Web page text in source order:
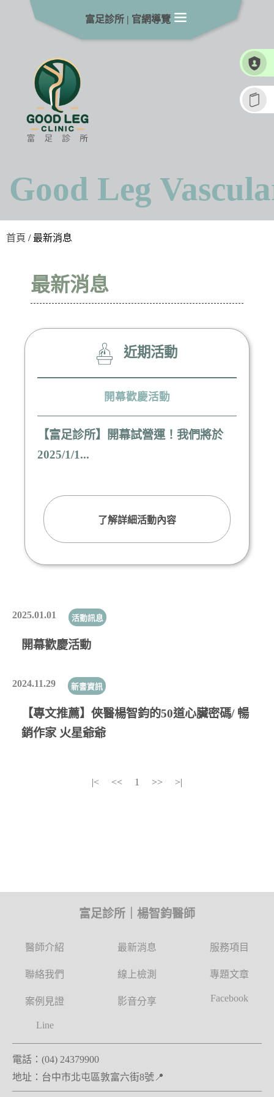
富足診所 | 官網導覽
Good Leg
首頁 / 最新消息
最新消息
近期活動
開幕歡慶活動
【富足診所】開幕試營運！我們將於
2025/1/1...
了解詳細活動內容
2025.01.01 活動訊息
開幕歡慶活動
2024.11.29 新書資訊
【專文推薦】俠醫楊智鈞的50道心臟密碼/ 暢
銷作家 火星爺爺
|< << 1 >> >|
富足診所｜楊智鈞醫師
醫師介紹 最新消息 服務項目
聯絡我們 線上檢測 專題文章
案例見證 影音分享 Facebook
Line
電話：(04) 24379900
地址： 台中市北屯區敦富六街8號📍